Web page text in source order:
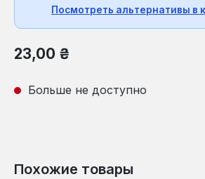
Посмотреть альтернативы в
Обычная цена:
23,00 ₴
Больше не доступно
Похожие товары